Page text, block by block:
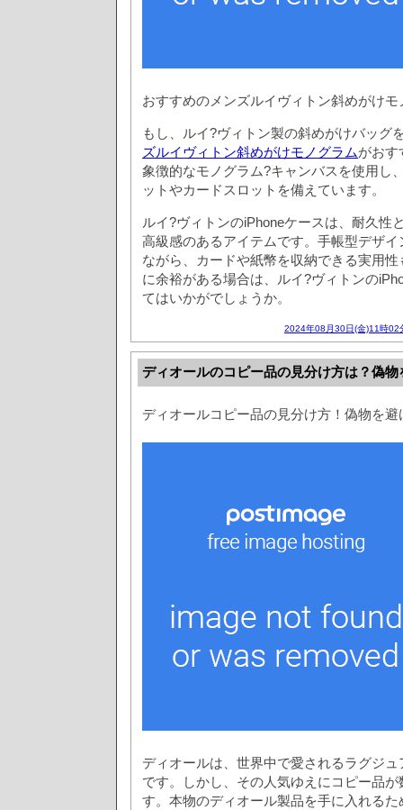
おすすめのメンズルイヴィトン斜めがけモ
もし、ルイ?ヴィトン製の斜めがけバッグ
ズルイヴィトン斜めがけモノグラムがおす
象徴的なモノグラム?キャンバスを使用し
ットやカードスロットを備えています。
ルイ?ヴィトンのiPhoneケースは、耐久性
高級感のあるアイテムです。手帳型デザ
ながら、カードや紙幣を収納できる実用
に余裕がある場合は、ルイ?ヴィトンの
てはいかがでしょうか。
2024年08月30日(金)11時02
ディオールのコピー品の見分け方は？偽
ディオールコピー品の見分け方！偽物を避
ディオールは、世界中で愛されるラグジ
です。しかし、その人気ゆえにコピー品
す。本物のディオール製品を手に入れる